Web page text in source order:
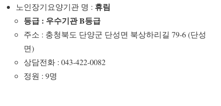
노인장기요양기관 명 : 휴림
등급 : 우수기관 B등급
주소 : 충청북도 단양군 단성면 북상하리길 79-6 (단성
면)
상담전화 : 043-422-0082
정원 : 9명